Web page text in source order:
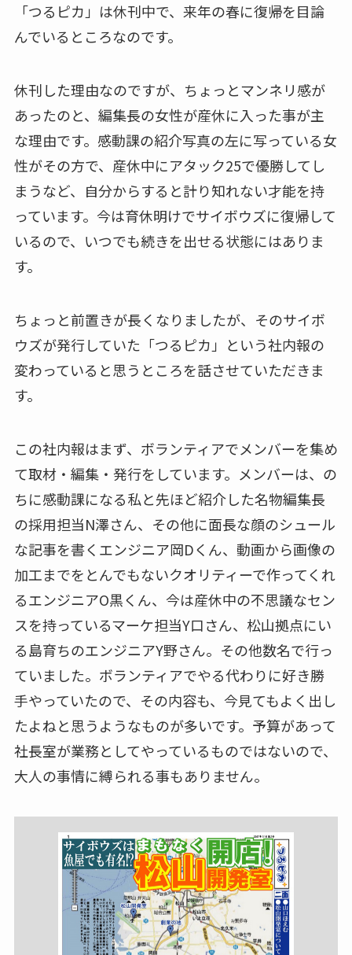
「つるピカ」は休刊中で、来年の春に復帰を目論
んでいるところなのです。
休刊した理由なのですが、ちょっとマンネリ感が
あったのと、編集長の女性が産休に入った事が主
な理由です。感動課の紹介写真の左に写っている女
性がその方で、産休中にアタック25で優勝してし
まうなど、自分からすると計り知れない才能を持
っています。今は育休明けでサイボウズに復帰して
いるので、いつでも続きを出せる状態にはありま
す。
ちょっと前置きが長くなりましたが、そのサイボ
ウズが発行していた「つるピカ」という社内報の
変わっていると思うところを話させていただきま
す。
この社内報はまず、ボランティアでメンバーを集め
て取材・編集・発行をしています。メンバーは、の
ちに感動課になる私と先ほど紹介した名物編集長
の採用担当N澤さん、その他に面長な顔のシュール
な記事を書くエンジニア岡Dくん、動画から画像の
加工までをとんでもないクオリティーで作ってくれ
るエンジニアO黒くん、今は産休中の不思議なセン
スを持っているマーケ担当Y口さん、松山拠点にい
る島育ちのエンジニアY野さん。その他数名で行っ
ていました。ボランティアでやる代わりに好き勝
手やっていたので、その内容も、今見てもよく出し
たよねと思うようなものが多いです。予算があって
社長室が業務としてやっているものではないので、
大人の事情に縛られる事もありません。